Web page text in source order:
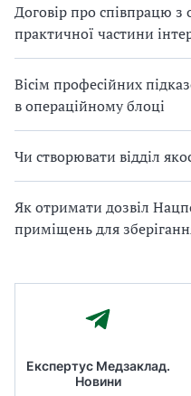
Договір про співпрацю з
практичної частини
Вісім професійних
в операційному блоці
Чи створювати відділ
Як отримати дозвіл
приміщень для
Експертус Медзаклад.
Новини